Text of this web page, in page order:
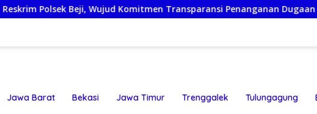
Beji, Wujud Komitmen Transparansi Penanganan Dugaan
Jawa Barat Bekasi Jawa Timur Trenggalek Tulungagung